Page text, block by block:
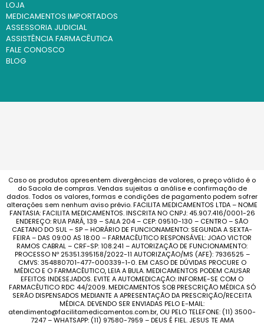
LOJA
MEDICAMENTOS IMPORTADOS
ASSESSORIA JUDICIAL
ASSISTÊNCIA FARMACÊUTICA
FALE CONOSCO
BLOG
Caso os produtos apresentem divergências de valores, o preço válido é o
do Sacola de compras. Vendas sujeitas a análise e confirmação de
dados. Todos os valores, formas e condições de pagamento podem sofrer
alterações sem nenhum aviso prévio. FACILITA MEDICAMENTOS LTDA – NOME
FANTASIA: FACILITA MEDICAMENTOS. INSCRITA NO CNPJ: 45.907.416/0001-26
ENDEREÇO: RUA PARÁ, 139 – SALA 204 – CEP: 09510-130 – CENTRO – SÃO
CAETANO DO SUL – SP – HORÁRIO DE FUNCIONAMENTO: SEGUNDA A SEXTA-
FEIRA – DAS 09:00 AS 18:00 – FARMACÊUTICO RESPONSÁVEL: JOAO VICTOR
RAMOS CABRAL – CRF-SP: 108.241 – AUTORIZAÇÃO DE FUNCIONAMENTO:
PROCESSO Nº 25351.395158/2022-11 AUTORIZAÇÃO/MS (AFE): 7936525 –
CMVS: 354880701-477-000339-1-0. EM CASO DE DÚVIDAS PROCURE O
MÉDICO E O FARMACÊUTICO, LEIA A BULA. MEDICAMENTOS PODEM CAUSAR
EFEITOS INDESEJADOS. EVITE A AUTOMEDICAÇÃO: INFORME-SE COM O
FARMACÊUTICO RDC 44/2009. MEDICAMENTOS SOB PRESCRIÇÃO MÉDICA SÓ
SERÃO DISPENSADOS MEDIANTE A APRESENTAÇÃO DA PRESCRIÇÃO/RECEITA
MÉDICA. DEVENDO SER ENVIADAS PELO E-MAIL:
atendimento@facilitamedicamentos.com.br, OU PELO TELEFONE: (11) 3500-
7247 – WHATSAPP: (11) 97580-7959 – DEUS É FIEL. JESUS TE AMA